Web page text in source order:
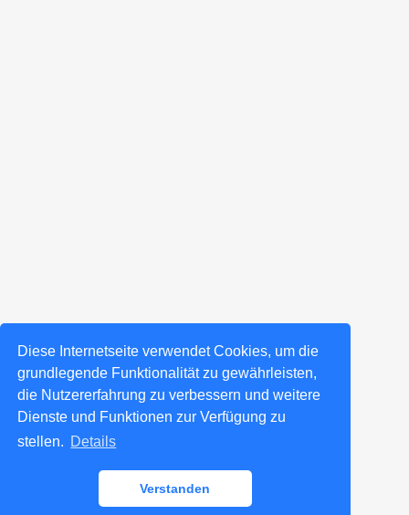
Diese Internetseite verwendet Cookies, um die
grundlegende Funktionalität zu gewährleisten,
die Nutzererfahrung zu verbessern und weitere
Dienste und Funktionen zur Verfügung zu
stellen. Details
Verstanden